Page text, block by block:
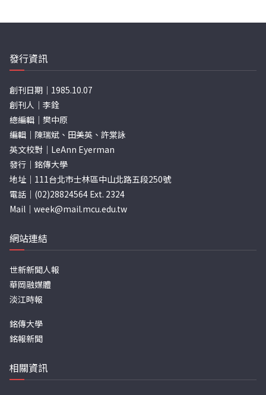
發行資訊
創刊日期｜1985.10.07
創刊人｜李銓
總編輯｜樊中原
編輯｜陳瑞斌、田美英、許棠詠
英文校對｜LeAnn Eyerman
發行｜銘傳大學
地址｜111台北市士林區中山北路五段250號
電話｜(02)28824564 Ext. 2324
Mail｜ week@mail.mcu.edu.tw
網站連結
世新新聞人報
華岡融媒體
淡江時報
銘傳大學
銘報新聞
相關資訊